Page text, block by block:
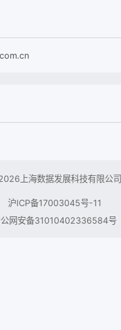
上海数据发展科技有限公司
沪ICP备17003045号-11
网安备31010402336584号